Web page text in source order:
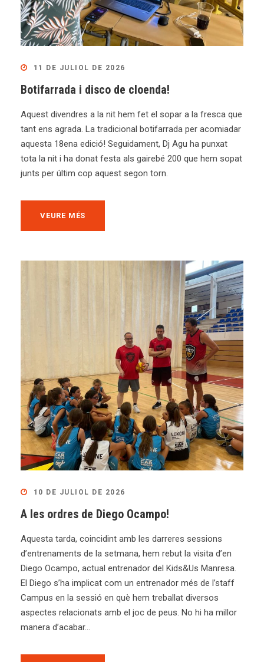
11 DE JULIOL DE 2026
Botifarrada i disco de cloenda!
Aquest divendres a la nit hem fet el sopar a la fresca que
tant ens agrada. La tradicional botifarrada per acomiadar
aquesta 18ena edició! Seguidament, Dj Agu ha punxat
tota la nit i ha donat festa als gairebé 200 que hem sopat
junts per últim cop aquest segon torn.
VEURE MÉS
10 DE JULIOL DE 2026
A les ordres de Diego Ocampo!
Aquesta tarda, coincidint amb les darreres sessions
d’entrenaments de la setmana, hem rebut la visita d’en
Diego Ocampo, actual entrenador del Kids&Us Manresa.
El Diego s’ha implicat com un entrenador més de l’staff
Campus en la sessió en què hem treballat diversos
aspectes relacionats amb el joc de peus. No hi ha millor
manera d’acabar...